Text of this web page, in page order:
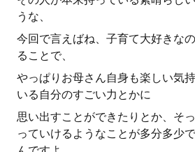
うな、
今回で言えばね、子育て大好きな
ることで、
やっぱりお母さん自身も楽しい気
いる自分のすごい力とかに
思い出すことができたりとか、そ
っていけるようなことが多分多少